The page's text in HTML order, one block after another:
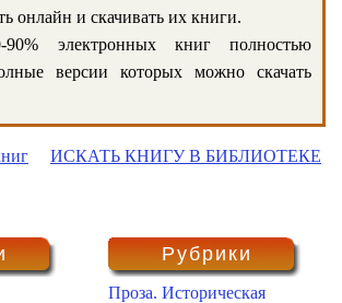
онлайн и скачивать их книги.
90% электронных книг полностью
версии которых можно скачать
ИСКАТЬ КНИГУ В БИБЛИОТЕКЕ
Рубрики
Проза. Историческая